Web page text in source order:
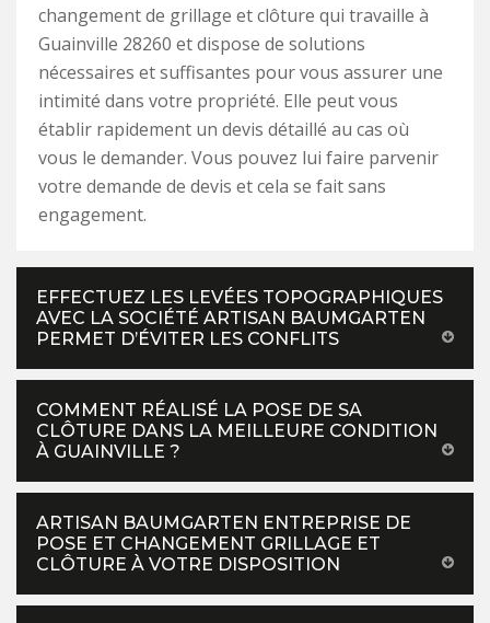
changement de grillage et clôture qui travaille à
Guainville 28260 et dispose de solutions
nécessaires et suffisantes pour vous assurer une
intimité dans votre propriété. Elle peut vous
établir rapidement un devis détaillé au cas où
vous le demander. Vous pouvez lui faire parvenir
votre demande de devis et cela se fait sans
engagement.
EFFECTUEZ LES LEVÉES TOPOGRAPHIQUES
AVEC LA SOCIÉTÉ ARTISAN BAUMGARTEN
PERMET D’ÉVITER LES CONFLITS
COMMENT RÉALISÉ LA POSE DE SA
CLÔTURE DANS LA MEILLEURE CONDITION
À GUAINVILLE ?
ARTISAN BAUMGARTEN ENTREPRISE DE
POSE ET CHANGEMENT GRILLAGE ET
CLÔTURE À VOTRE DISPOSITION